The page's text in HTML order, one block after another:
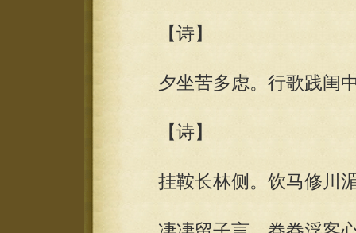
【诗】
夕坐苦多虑。行歌践闺中
【诗】
挂鞍长林侧。饮马修川